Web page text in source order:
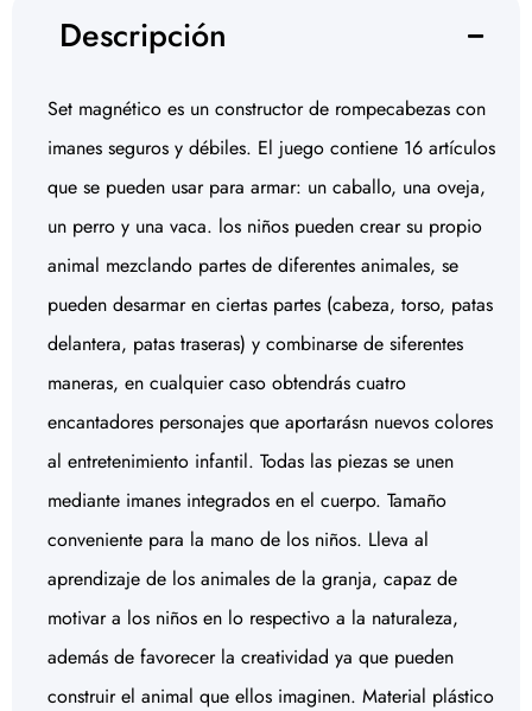
Descripción
Set magnético es un constructor de rompecabezas con
imanes seguros y débiles. El juego contiene 16 artículos
que se pueden usar para armar: un caballo, una oveja,
un perro y una vaca. los niños pueden crear su propio
animal mezclando partes de diferentes animales, se
pueden desarmar en ciertas partes (cabeza, torso, patas
delantera, patas traseras) y combinarse de siferentes
maneras, en cualquier caso obtendrás cuatro
encantadores personajes que aportarásn nuevos colores
al entretenimiento infantil. Todas las piezas se unen
mediante imanes integrados en el cuerpo. Tamaño
conveniente para la mano de los niños. Lleva al
aprendizaje de los animales de la granja, capaz de
motivar a los niños en lo respectivo a la naturaleza,
además de favorecer la creatividad ya que pueden
construir el animal que ellos imaginen. Material plástico